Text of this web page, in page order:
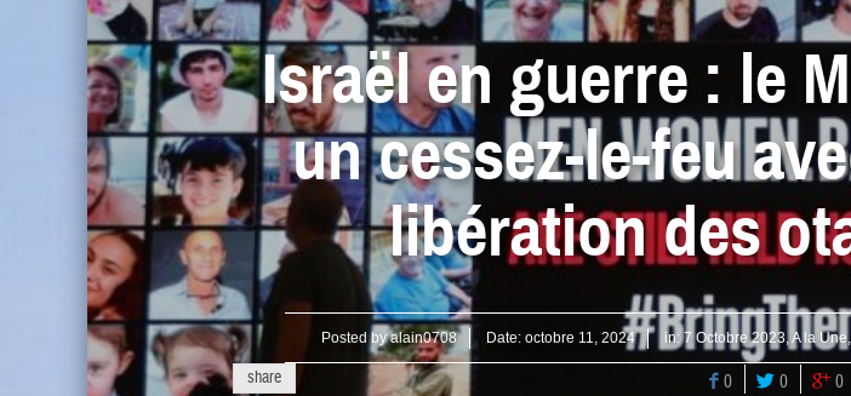
Israël en guerre : le
un cessez-le-feu
libération des
Posted byalain0708 Date: octobre 11, 2024 in:7 Octobre 2023,A la Une,
share 0 0 0